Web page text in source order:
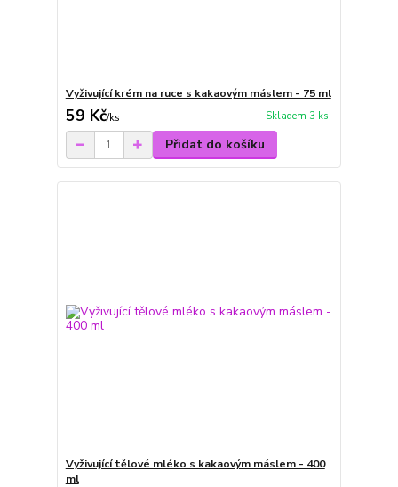
Vyživující krém na ruce s kakaovým máslem - 75 ml
59 Kč/ks Skladem 3 ks
Přidat do košíku
Vyživující tělové mléko s kakaovým máslem - 400
ml